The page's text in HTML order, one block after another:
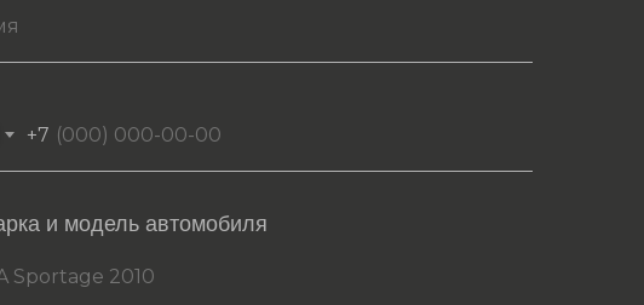
+7
и модель автомобиля